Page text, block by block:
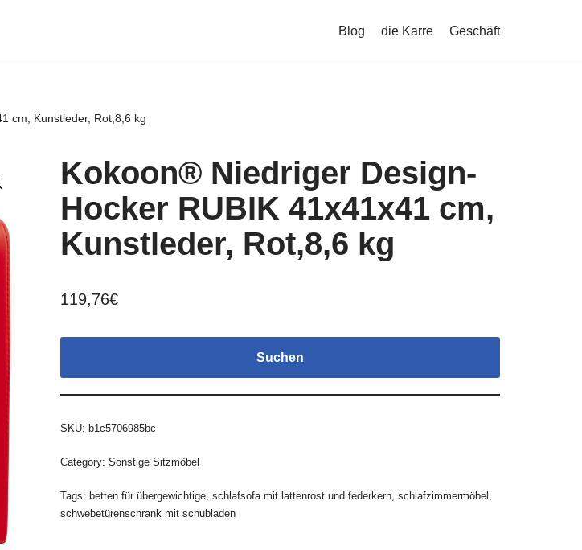
Blog die Karre Geschäft
cm, Kunstleder, Rot,8,6 kg
Kokoon® Niedriger Design-
Hocker RUBIK 41x41x41 cm,
Kunstleder, Rot,8,6 kg
119,76€
Suchen
SKU: b1c5706985bc
Category: Sonstige Sitzmöbel
Tags: betten für übergewichtige, schlafsofa mit lattenrost und federkern, schlafzimmermöbel ,
schwebetürenschrank mit schubladen